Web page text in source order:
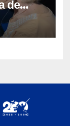
de
de